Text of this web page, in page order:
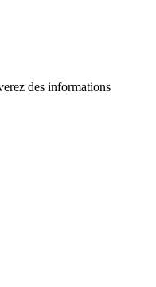
des informations